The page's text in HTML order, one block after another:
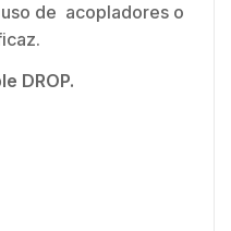
de acopladores o
DROP.